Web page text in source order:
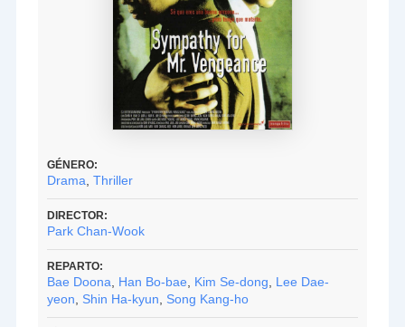
GÉNERO:
Drama ,Thriller
DIRECTOR:
Park Chan-Wook
REPARTO:
Bae Doona Han Bo-bae Kim Se-dong
Lee Dae-
yeon
Shin Ha-kyun Song Kang-ho